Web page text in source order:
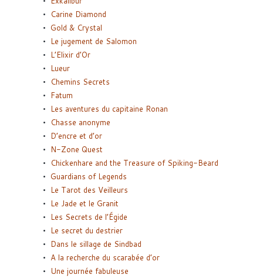
Carine Diamond
Gold & Crystal
Le jugement de Salomon
L’Elixir d’Or
Lueur
Chemins Secrets
Fatum
Les aventures du capitaine Ronan
Chasse anonyme
D’encre et d’or
N-Zone Quest
Chickenhare and the Treasure of Spiking-Beard
Guardians of Legends
Le Tarot des Veilleurs
Le Jade et le Granit
Les Secrets de l’Égide
Le secret du destrier
Dans le sillage de Sindbad
A la recherche du scarabée d’or
Une journée fabuleuse